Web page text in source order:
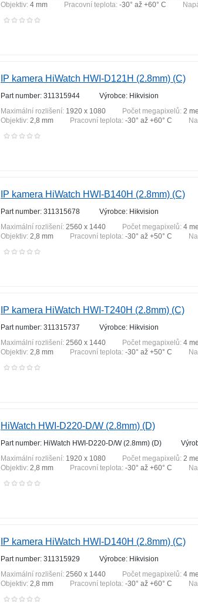
Objektiv: 4 mm Pracovní teplota: -30° až +60° C
IP kamera HiWatch HWI-D121H (2.8mm) (C)
Part number: 311315944
Výrobce: Hikvision
Maximální rozlišení: 1920 x 1080 Počet megapixelů: 2
Objektiv: 2,8 mm Pracovní teplota: -30° až +60° C
IP kamera HiWatch HWI-B140H (2.8mm) (C)
Part number: 311315678
Výrobce: Hikvision
Maximální rozlišení: 2560 x 1440 Počet megapixelů: 4
Objektiv: 2,8 mm Pracovní teplota: -30° až +50° C
IP kamera HiWatch HWI-T240H (2.8mm) (C)
Part number: 311315737
Výrobce: Hikvision
Maximální rozlišení: 2560 x 1440 Počet megapixelů: 4
Objektiv: 2,8 mm Pracovní teplota: -30° až +50° C
HiWatch HWI-D220-D/W (2.8mm) (D)
Part number: HiWatch HWI-D220-D/W (2.8mm) (D)
Maximální rozlišení: 1920 x 1080 Počet megapixelů: 2
Objektiv: 2,8 mm Pracovní teplota: -30° až +60° C
IP kamera HiWatch HWI-D140H (2.8mm) (C)
Part number: 311315929
Výrobce: Hikvision
Maximální rozlišení: 2560 x 1440 Počet megapixelů: 4
Objektiv: 2,8 mm Pracovní teplota: -30° až +60° C